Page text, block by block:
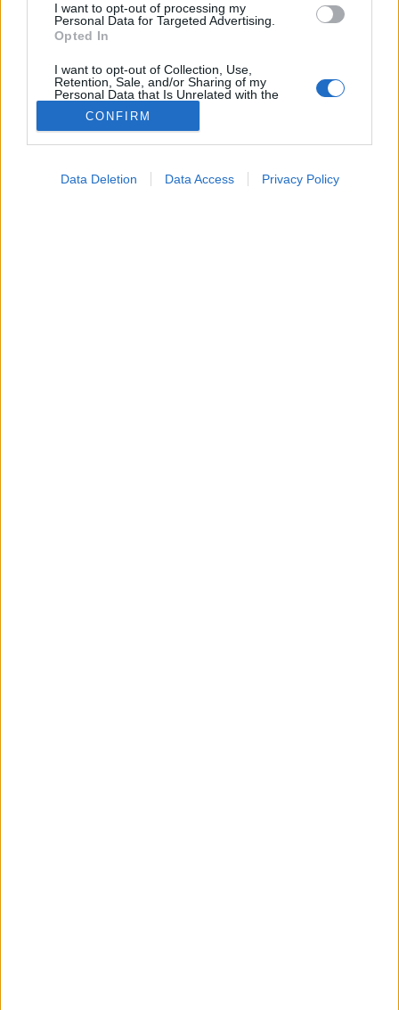
I want to opt-out of processing my
Personal Data for Targeted Advertising.
Opted In
I want to opt-out of Collection, Use,
Retention, Sale, and/or Sharing of my
Personal Data that Is Unrelated with the
Purposes for which it was collected.
Opted Out
CONFIRM
Data Deletion Data Access Privacy Policy